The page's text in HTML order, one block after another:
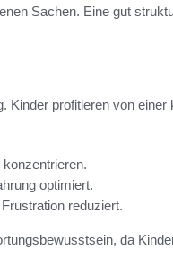
Sachen. Eine gut
Kinder profitieren von einer
optimiert.
reduziert.
da